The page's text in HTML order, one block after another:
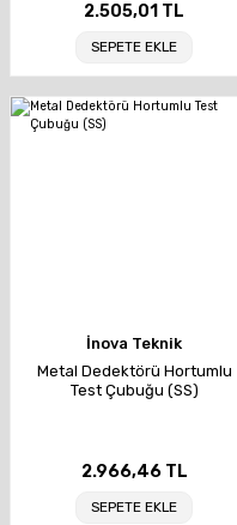
2.505,01 TL
SEPETE EKLE
İnova Teknik
Metal Dedektörü Hortumlu
Test Çubuğu (SS)
2.966,46 TL
SEPETE EKLE